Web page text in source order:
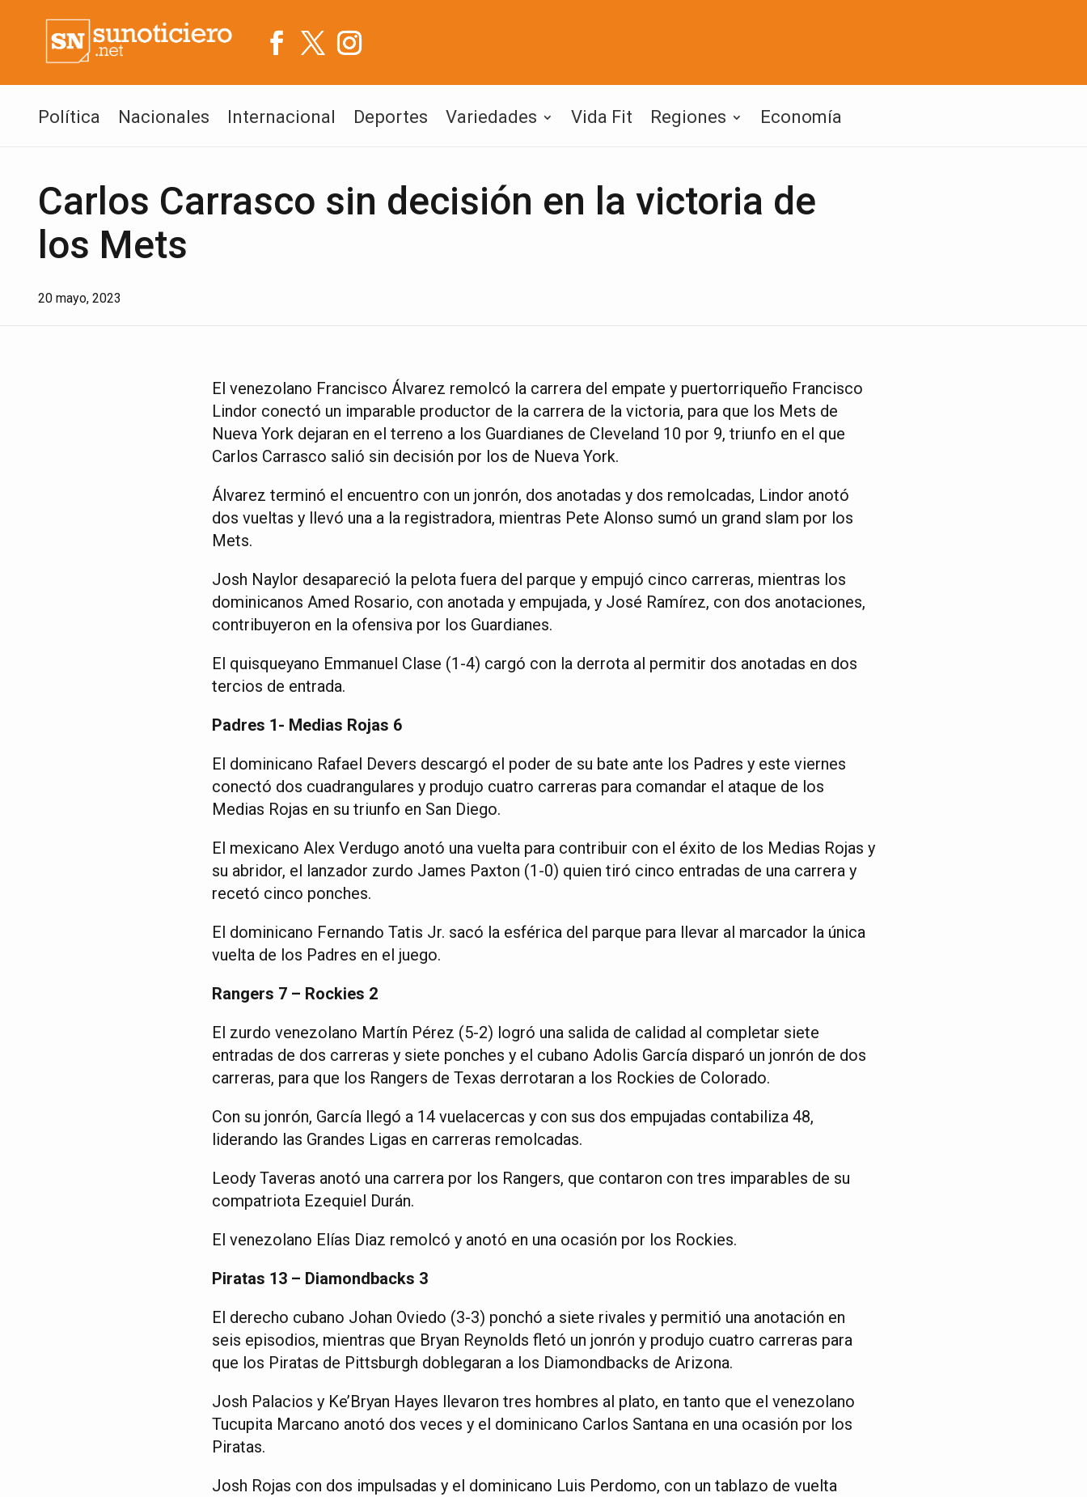
Política Nacionales Internacional Deportes Variedades Vida Fit Regiones Economía
Carlos Carrasco sin decisión en la victoria de
los Mets
20 mayo, 2023
El venezolano Francisco Álvarez remolcó la carrera del empate y puertorriqueño Francisco
Lindor conectó un imparable productor de la carrera de la victoria, para que los Mets de
Nueva York dejaran en el terreno a los Guardianes de Cleveland 10 por 9, triunfo en el que
Carlos Carrasco salió sin decisión por los de Nueva York.
Álvarez terminó el encuentro con un jonrón, dos anotadas y dos remolcadas, Lindor anotó
dos vueltas y llevó una a la registradora, mientras Pete Alonso sumó un grand slam por los
Mets.
Josh Naylor desapareció la pelota fuera del parque y empujó cinco carreras, mientras los
dominicanos Amed Rosario, con anotada y empujada, y José Ramírez, con dos anotaciones,
contribuyeron en la ofensiva por los Guardianes.
El quisqueyano Emmanuel Clase (1-4) cargó con la derrota al permitir dos anotadas en dos
tercios de entrada.
Padres 1- Medias Rojas 6
El dominicano Rafael Devers descargó el poder de su bate ante los Padres y este viernes
conectó dos cuadrangulares y produjo cuatro carreras para comandar el ataque de los
Medias Rojas en su triunfo en San Diego.
El mexicano Alex Verdugo anotó una vuelta para contribuir con el éxito de los Medias Rojas y
su abridor, el lanzador zurdo James Paxton (1-0) quien tiró cinco entradas de una carrera y
recetó cinco ponches.
El dominicano Fernando Tatis Jr. sacó la esférica del parque para llevar al marcador la única
vuelta de los Padres en el juego.
Rangers 7 – Rockies 2
El zurdo venezolano Martín Pérez (5-2) logró una salida de calidad al completar siete
entradas de dos carreras y siete ponches y el cubano Adolis García disparó un jonrón de dos
carreras, para que los Rangers de Texas derrotaran a los Rockies de Colorado.
Con su jonrón, García llegó a 14 vuelacercas y con sus dos empujadas contabiliza 48,
liderando las Grandes Ligas en carreras remolcadas.
Leody Taveras anotó una carrera por los Rangers, que contaron con tres imparables de su
compatriota Ezequiel Durán.
El venezolano Elías Diaz remolcó y anotó en una ocasión por los Rockies.
Piratas 13 – Diamondbacks 3
El derecho cubano Johan Oviedo (3-3) ponchó a siete rivales y permitió una anotación en
seis episodios, mientras que Bryan Reynolds fletó un jonrón y produjo cuatro carreras para
que los Piratas de Pittsburgh doblegaran a los Diamondbacks de Arizona.
Josh Palacios y Ke’Bryan Hayes llevaron tres hombres al plato, en tanto que el venezolano
Tucupita Marcano anotó dos veces y el dominicano Carlos Santana en una ocasión por los
Piratas.
Josh Rojas con dos impulsadas y el dominicano Luis Perdomo, con un tablazo de vuelta